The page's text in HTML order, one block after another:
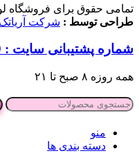
تمامی حقوق برای فروشگاه
طراحی توسط : شرکت آریاتک
شماره پشتیبانی سایت : 09124087469
همه روزه ۸ صبح تا ۲۱
منو
دسته بندی ها